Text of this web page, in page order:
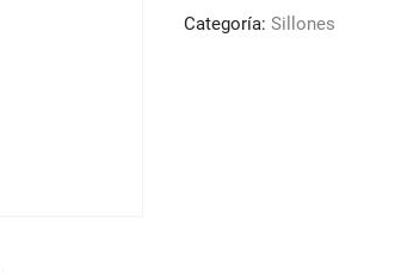
Pie
Categoría: Sillones